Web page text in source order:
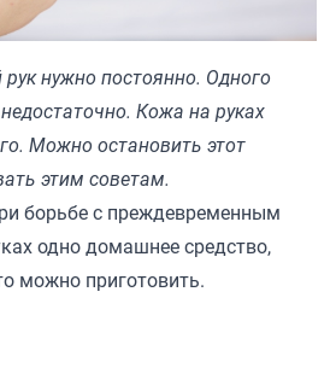
нужно постоянно. Одного
Кожа на руках
Можно остановить этот
этим советам.
борьбе с преждевременным
одно домашнее средство,
можно приготовить.